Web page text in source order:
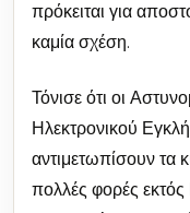
πρόκειται για
καμία σχέση.
Τόνισε ότι οι
Ηλεκτρονικού
αντιμετωπίσουν τα
πολλές φορές